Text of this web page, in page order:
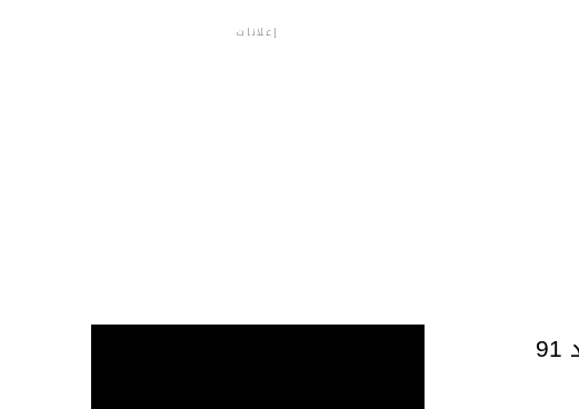
تمكنت فرقة الغوص للحماية المدنية بسوسة من انتشال جثة شاب من مواليد 91
إعلانات